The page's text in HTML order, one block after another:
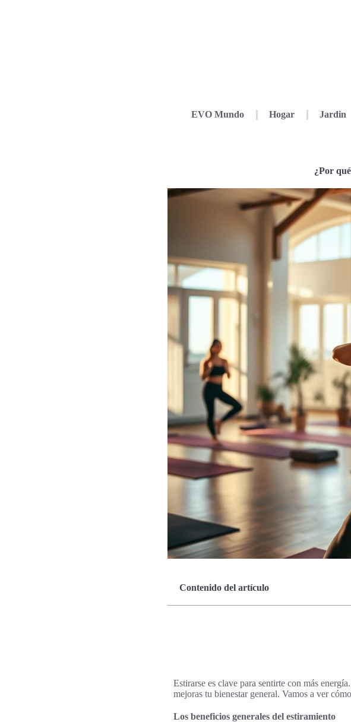
EVO Mundo Hogar Jardin
¿Por
Contenido del artículo
Estirarse es clave para sentirte con más
mejoras tu bienestar general. Vamos a ver
Los beneficios generales del estiramiento